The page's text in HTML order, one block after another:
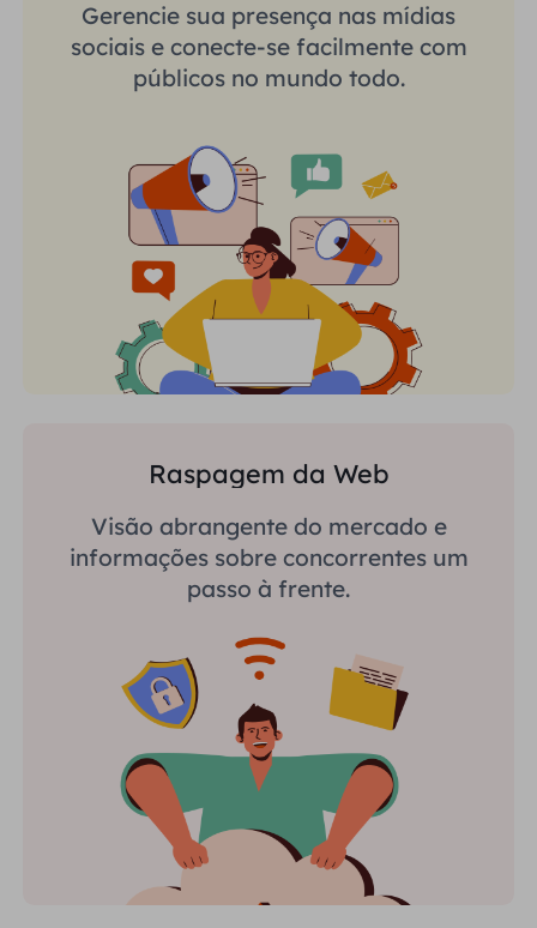
Gerencie sua presença nas mídias
sociais e conecte-se facilmente com
públicos no mundo todo.
Raspagem da Web
Visão abrangente do mercado e
informações sobre concorrentes um
passo à frente.